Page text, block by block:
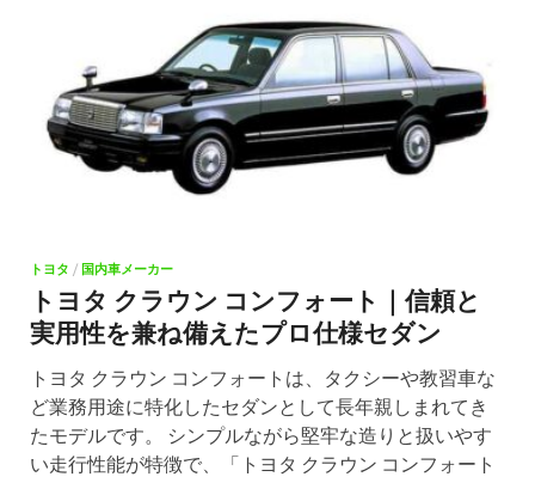
トヨタ / 国内車メーカー
トヨタ クラウン コンフォート｜信頼と
実用性を兼ね備えたプロ仕様セダン
トヨタ クラウン コンフォートは、タクシーや教習車な
ど業務用途に特化したセダンとして長年親しまれてき
たモデルです。 シンプルながら堅牢な造りと扱いやす
い走行性能が特徴で、「トヨタ クラウン コンフォート